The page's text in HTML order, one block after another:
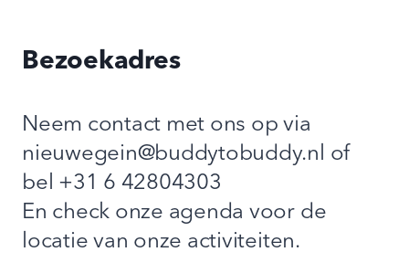
Bezoekadres
Neem contact met ons op via
nieuwegein@buddytobuddy.nl of
bel +31 6 42804303
En check onze agenda voor de
locatie van onze activiteiten.